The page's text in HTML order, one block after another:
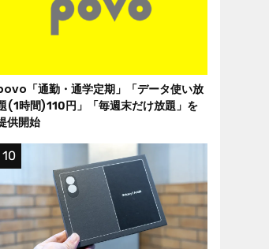
「通勤・通学定期」「データ使い放
(1時間)110円」「毎週末だけ放題」を
供開始